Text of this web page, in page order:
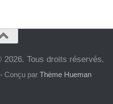
Tous droits réservés.
Conçu parThème Hueman